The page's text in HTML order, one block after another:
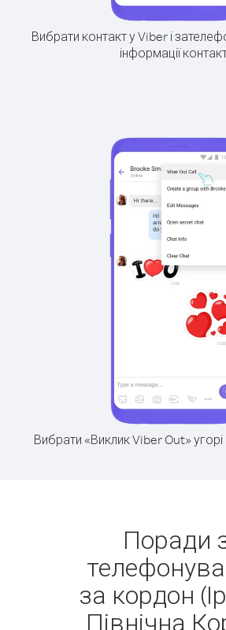
Вибрати контакт у Viber і
інформації
Вибрати «Виклик Viber Out»
Поради
за кордон
Північна